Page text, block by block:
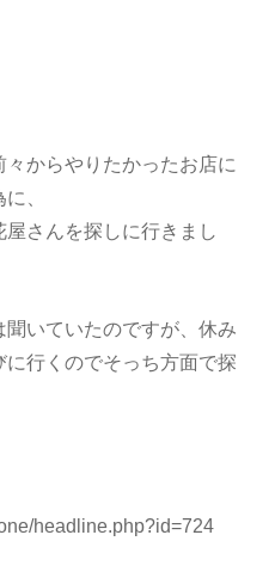
からやりたかったお店に
、
屋さんを探しに行きまし
いていたのですが、休み
行くのでそっち方面で探
headline.php?id=724